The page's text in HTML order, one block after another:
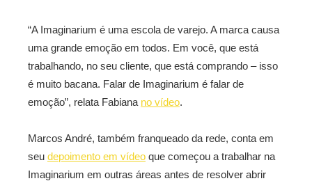
“A Imaginarium é uma escola de varejo. A marca causa
uma grande emoção em todos. Em você, que está
trabalhando, no seu cliente, que está comprando – isso
é muito bacana. Falar de Imaginarium é falar de
emoção”, relata Fabiana no vídeo.
Marcos André, também franqueado da rede, conta em
seu depoimento em vídeo que começou a trabalhar na
Imaginarium em outras áreas antes de resolver abrir